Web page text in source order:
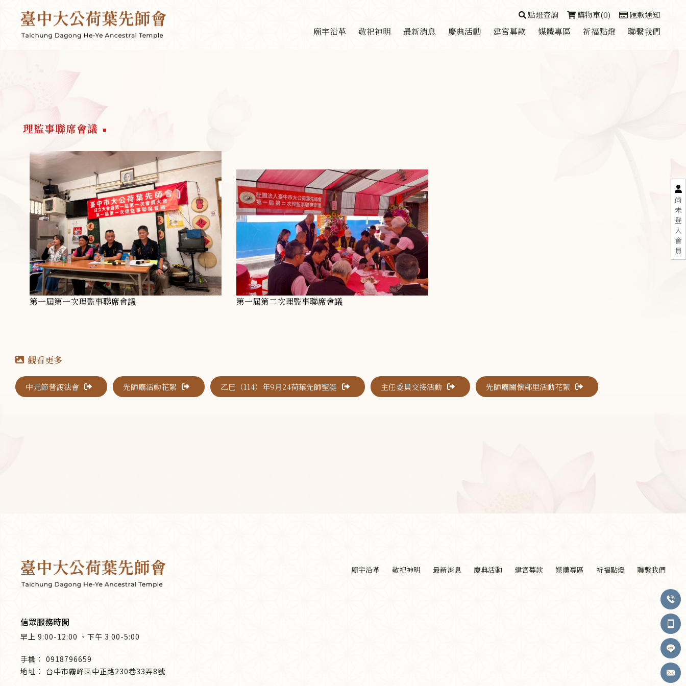
尚
未
登
入
會
員
點燈查詢 購物車(0) 匯款通知
廟宇沿革 敬祀神明 最新消息 慶典活動 建宮募款 媒體專區 祈福點燈 聯繫我們
理監事聯席會議
第一屆第一次理監事聯席會議 第一屆第二次理監事聯席會議
中元節普渡法會 先師廟活動花絮 乙巳（114）年9月24荷葉先師聖誕 主任委員交接活動 先師廟關懷鄰里活動花絮
信眾服務時間
早上9:00-12:00 、下午3:00-5:00
0918796659
台中市霧峰區中正路230巷33弄8號
廟宇沿革 敬祀神明 最新消息 慶典活動 建宮募款 媒體專區 祈福點燈 聯繫我們